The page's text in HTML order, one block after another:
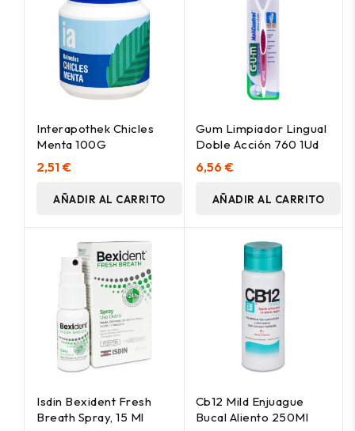
Interapothek Chicles
Menta 100G
2,51 €
AÑADIR AL CARRITO
Gum Limpiador Lingual
Doble Acción 760 1Ud
6,56 €
AÑADIR AL CARRITO
Isdin Bexident Fresh
Breath Spray, 15 Ml
Cb12 Mild Enjuague
Bucal Aliento 250Ml